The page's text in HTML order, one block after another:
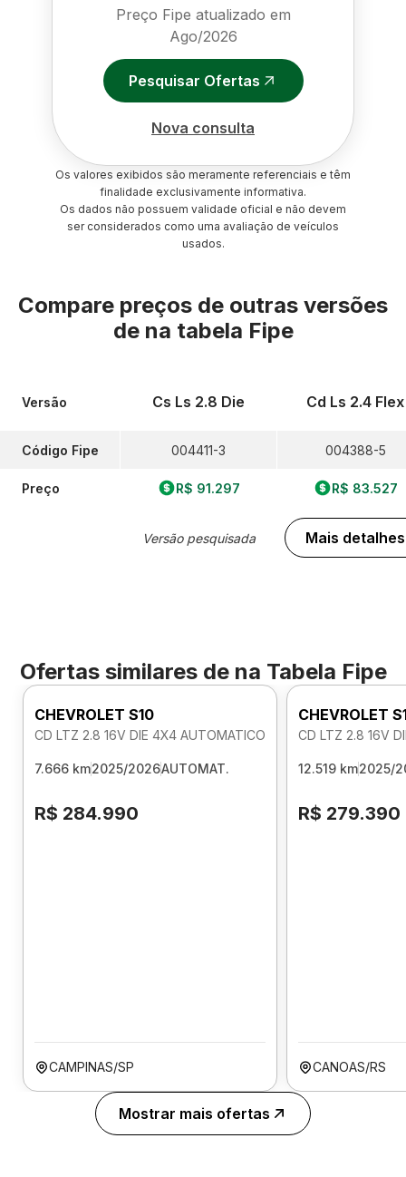
Preço Fipe atualizado em
Ago/2026
Pesquisar Ofertas
Nova consulta
Os valores exibidos são meramente referenciais e têm
finalidade exclusivamente informativa.
Os dados não possuem validade oficial e não devem
ser considerados como uma avaliação de veículos
usados.
Compare preços de outras versões
de na tabela Fipe
Versão
Código Fipe
Preço
Cs Ls 2.8 Die
004411-3
R$ 91.297
Versão pesquisada
Cd Ls 2.4 Flex
004388-5
R$ 83.527
Mais detalhes
Ofertas similares de na Tabela Fipe
CHEVROLET S10
CD LTZ 2.8 16V DIE 4X4 AUTOMATICO
7.666 km2025/2026AUTOMAT.
R$ 284.990
CAMPINAS/SP
CHEVROLET
CD LTZ 2.8 16V
12.519 km2025/
R$ 279.390
CANOAS/RS
Mostrar mais ofertas